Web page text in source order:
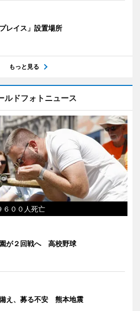
プレイス」設置場所
もっと見る
ルドフォトニュース
６００人死亡
が２回戦へ 高校野球
え、募る不安 熊本地震